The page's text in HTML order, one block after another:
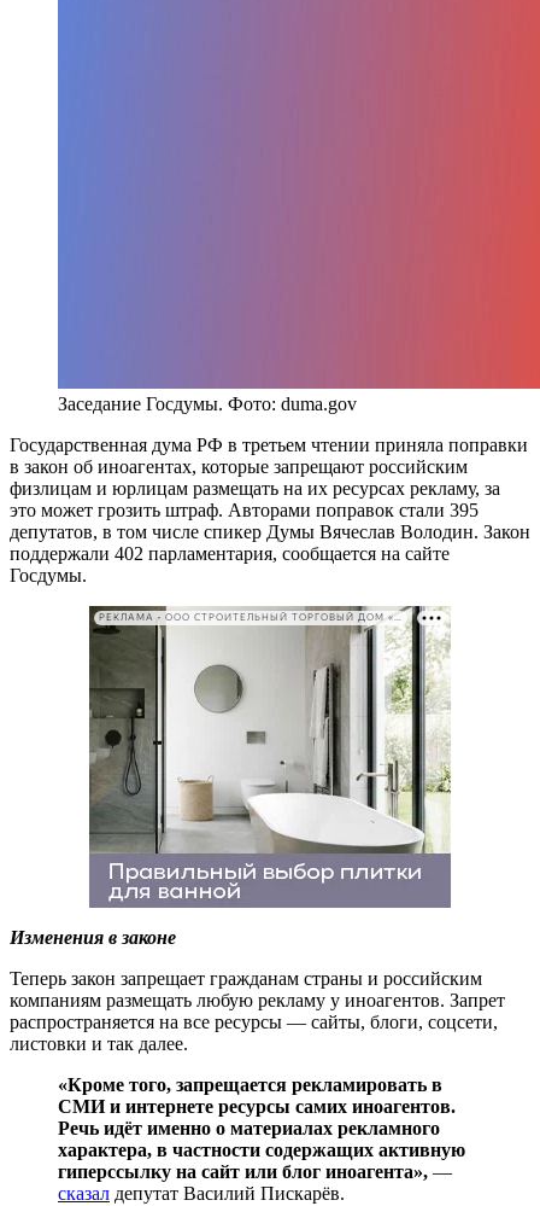
Заседание Госдумы. Фото: duma.gov
Государственная дума РФ в третьем чтении приняла поправки
в закон об иноагентах, которые запрещают российским
физлицам и юрлицам размещать на их ресурсах рекламу, за
это может грозить штраф. Авторами поправок стали 395
депутатов, в том числе спикер Думы Вячеслав Володин. Закон
поддержали 402 парламентария, сообщается на сайте
Госдумы.
РЕКЛАМА • ООО СТРОИТЕЛЬНЫЙ ТОРГОВЫЙ ДОМ «ПЕТРОВИЧ». ИНН: 7802348846
Изменения в законе
Теперь закон запрещает гражданам страны и российским
компаниям размещать любую рекламу у иноагентов. Запрет
распространяется на все ресурсы — сайты, блоги, соцсети,
листовки и так далее.
«Кроме того, запрещается рекламировать в
СМИ и интернете ресурсы самих иноагентов.
Речь идёт именно о материалах рекламного
характера, в частности содержащих активную
гиперссылку на сайт или блог иноагента», —
сказал депутат Василий Пискарёв.